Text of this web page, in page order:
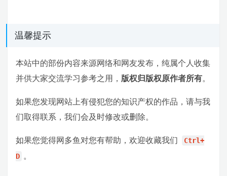
温馨提示
本站中的部份内容来源网络和网友发布，纯属个人收集
并供大家交流学习参考之用， 版权归版权原作者所有。
如果您发现网站上有侵犯您的知识产权的作品，请与我
们取得联系，我们会及时修改或删除。
如果您觉得网多鱼对您有帮助，欢迎收藏我们
Ctrl+
D 。